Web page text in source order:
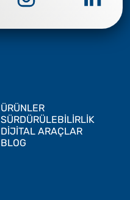
ÜRÜNLER
SÜRDÜRÜLEBİLİRLİK
DİJİTAL ARAÇLAR
BLOG